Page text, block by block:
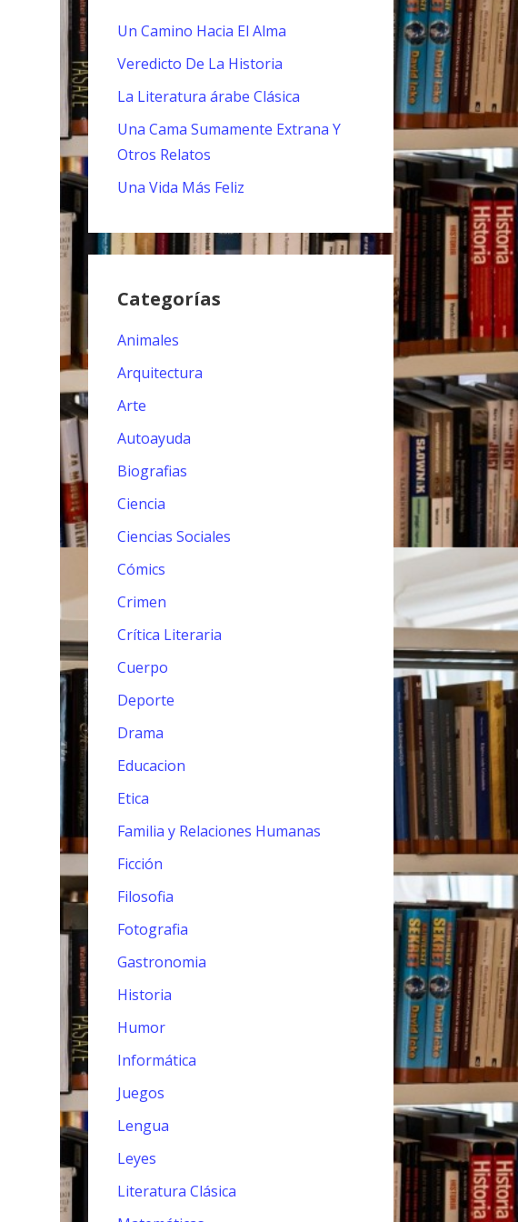
Un Camino Hacia El Alma
Veredicto De La Historia
La Literatura árabe Clásica
Una Cama Sumamente Extrana Y
Otros Relatos
Una Vida Más Feliz
Categorías
Animales
Arquitectura
Arte
Autoayuda
Biografias
Ciencia
Ciencias Sociales
Cómics
Crimen
Crítica Literaria
Cuerpo
Deporte
Drama
Educacion
Etica
Familia y Relaciones Humanas
Ficción
Filosofia
Fotografia
Gastronomia
Historia
Humor
Informática
Juegos
Lengua
Leyes
Literatura Clásica